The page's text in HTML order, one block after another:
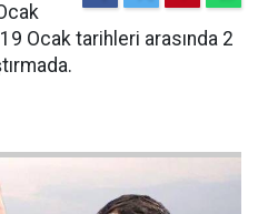
Ocak tarihleri arasında 2